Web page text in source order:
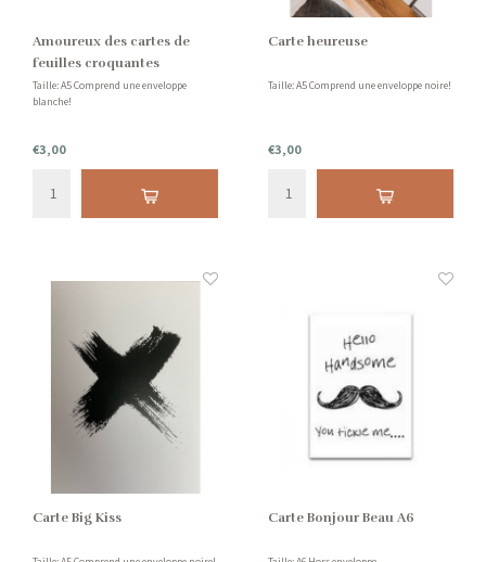
Amoureux des cartes de
feuilles croquantes
Taille: A5 Comprend une enveloppe
blanche!
€3,00
Carte heureuse
Taille: A5 Comprend une enveloppe noire!
€3,00
Carte Big Kiss Carte Bonjour Beau A6